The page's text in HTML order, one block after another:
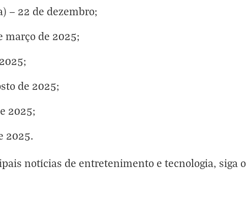
— 22 de dezembro;
março de 2025;
de 2025;
2025;
2025.
notícias de entretenimento e tecnologia, siga o